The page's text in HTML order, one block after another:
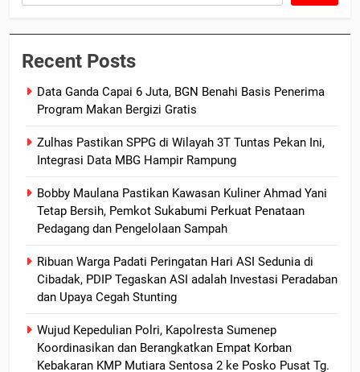
Recent Posts
Data Ganda Capai 6 Juta, BGN Benahi Basis Penerima
Program Makan Bergizi Gratis
Zulhas Pastikan SPPG di Wilayah 3T Tuntas Pekan Ini,
Integrasi Data MBG Hampir Rampung
Bobby Maulana Pastikan Kawasan Kuliner Ahmad Yani
Tetap Bersih, Pemkot Sukabumi Perkuat Penataan
Pedagang dan Pengelolaan Sampah
Ribuan Warga Padati Peringatan Hari ASI Sedunia di
Cibadak, PDIP Tegaskan ASI adalah Investasi Peradaban
dan Upaya Cegah Stunting
Wujud Kepedulian Polri, Kapolresta Sumenep
Koordinasikan dan Berangkatkan Empat Korban
Kebakaran KMP Mutiara Sentosa 2 ke Posko Pusat Tg.